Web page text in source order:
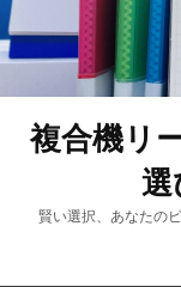
複合機リ
賢い選択、あなたの